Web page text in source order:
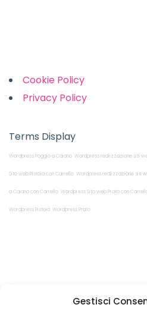
Gestisci
Cookie Policy
Privacy Policy
Terms Display
Wordpress Poggio a Caiano Wordpress realizzazione siti
Sito web Pistoia con Carrello Wordpress realizzazione siti
a Caiano con Carrello Wordpress Sito web Prato con
Wordpress Pistoia Wordpress Prato
Restiamo in